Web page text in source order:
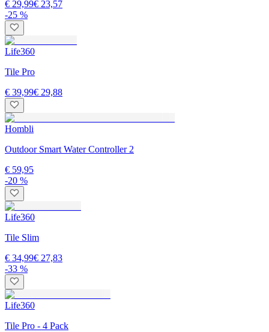
€ 29,99€ 23,57
-25 %
Life360
Tile Pro
€ 39,99€ 29,88
Hombli
Outdoor Smart Water Controller 2
€ 59,95
-20 %
Life360
Tile Slim
€ 34,99€ 27,83
-33 %
Life360
Tile Pro - 4 Pack